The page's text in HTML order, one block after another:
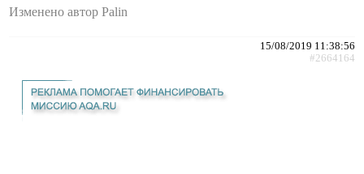
Изменено автор Palin
15/08/2019 11:38:56
#2664164